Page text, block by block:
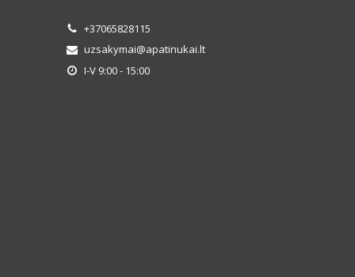
+37065828115
uzsakymai@apatinukai.lt
I-V 9:00 - 15:00